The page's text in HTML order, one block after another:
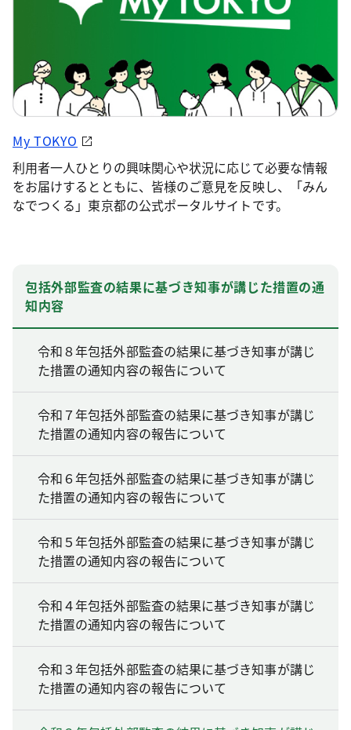
My TOKYO
利用者一人ひとりの興味関心や状況に応じて必要な情報
をお届けするとともに、皆様のご意見を反映し、「みん
なでつくる」東京都の公式ポータルサイトです。
包括外部監査の結果に基づき知事が講じた措置の通
知内容
令和８年包括外部監査の結果に基づき知事が講じ
た措置の通知内容の報告について
令和７年包括外部監査の結果に基づき知事が講じ
た措置の通知内容の報告について
令和６年包括外部監査の結果に基づき知事が講じ
た措置の通知内容の報告について
令和５年包括外部監査の結果に基づき知事が講じ
た措置の通知内容の報告について
令和４年包括外部監査の結果に基づき知事が講じ
た措置の通知内容の報告について
令和３年包括外部監査の結果に基づき知事が講じ
た措置の通知内容の報告について